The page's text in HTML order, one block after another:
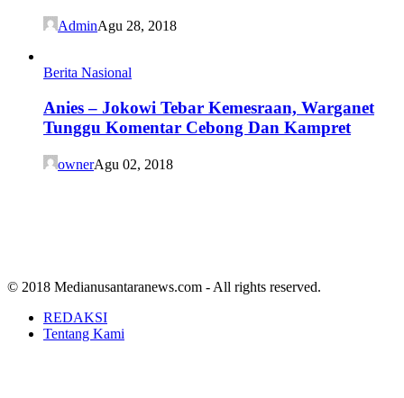
AdminAgu 28, 2018
Berita Nasional
Anies – Jokowi Tebar Kemesraan, Warganet
Tunggu Komentar Cebong Dan Kampret
ownerAgu 02, 2018
© 2018 Medianusantaranews.com - All rights reserved.
REDAKSI
Tentang Kami